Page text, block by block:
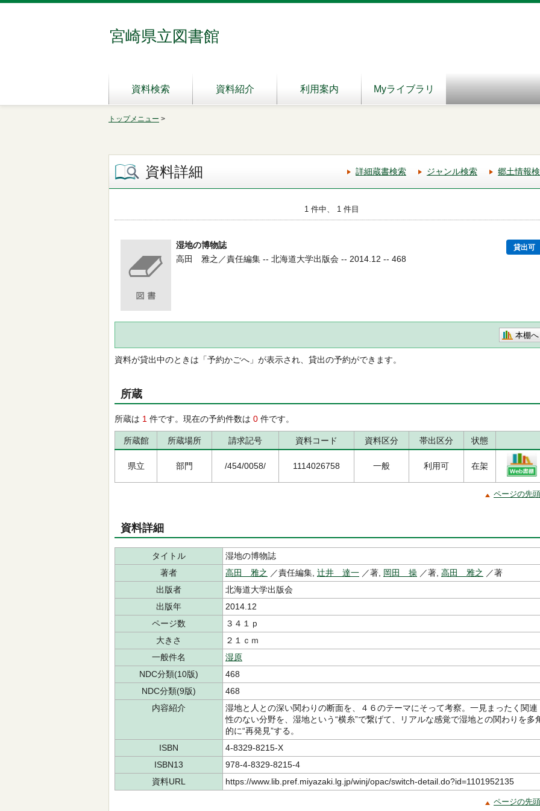
宮崎県立図書館
資料検索 資料紹介 利用案内 Myライブラリ
トップメニュー >
資料詳細 詳細蔵書検索 ジャンル検索 郷土情報
1 件中、 1 件目
湿地の博物誌 貸出可
高田 雅之／責任編集 -- 北海道大学出版会 -- 2014.12 -- 468
本棚へ
資料が貸出中のときは「予約かごへ」が表示され、貸出の予約ができます。
所蔵
所蔵は 1 件です。現在の予約件数は 0 件です。
所蔵館 所蔵場所 請求記号 資料コード 資料区分 帯出区分 状態
県立 部門 /454/0058/ 1114026758 一般 利用可 在架
ページの先
資料詳細
タイトル
湿地の博物誌
著者
高田 雅之 ／責任編集, 辻井 達一 ／著, 岡田 操 ／著, 高田 雅之 ／著
出版者
北海道大学出版会
出版年
2014.12
ページ数
３４１ｐ
大きさ
２１ｃｍ
一般件名
湿原
NDC分類(10版)
468
NDC分類(9版)
468
内容紹介
湿地と人との深い関わりの断面を、４６のテーマにそって考察。一見まったく関連
性のない分野を、湿地という“横糸”で繋げて、リアルな感覚で湿地との関わりを多
的に“再発見”する。
ISBN
4-8329-8215-X
ISBN13
978-4-8329-8215-4
資料URL
https://www.lib.pref.miyazaki.lg.jp/winj/opac/switch-detail.do?id=1101952135
ページの先